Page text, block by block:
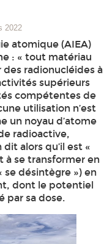
2022
atomique (AIEA)
: « tout matériau
radionucléides à
supérieurs
compétentes de
utilisation n’est
un noyau d’atome
radioactive,
alors qu’il est «
à se transformer en
se désintègre ») en
dont le potentiel
par sa dose.